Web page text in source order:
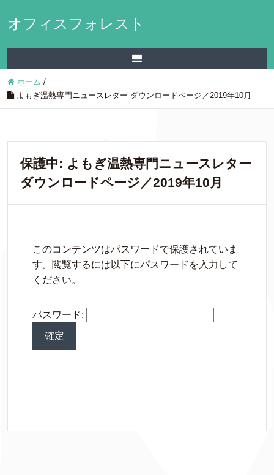
オフィスフォレスト
ホーム /
よもぎ温熱専門ニュースレター ダウンロードページ／2019年10月
保護中: よもぎ温熱専門ニュースレター
ダウンロードページ／2019年10月
このコンテンツはパスワードで保護されていま
す。閲覧するには以下にパスワードを入力して
ください。
パスワード: